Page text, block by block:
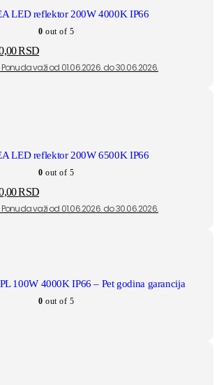
LED reflektor 200W 4000K IP66
0 out of 5
RSD
LED reflektor 200W 6500K IP66
0 out of 5
RSD
100W 4000K IP66 – Pet godina garancija
0 out of 5